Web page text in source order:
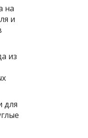
на
и
из
для